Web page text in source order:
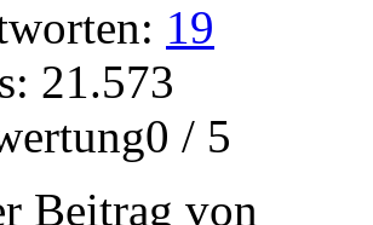
19
21.573
/ 5
Beitrag von